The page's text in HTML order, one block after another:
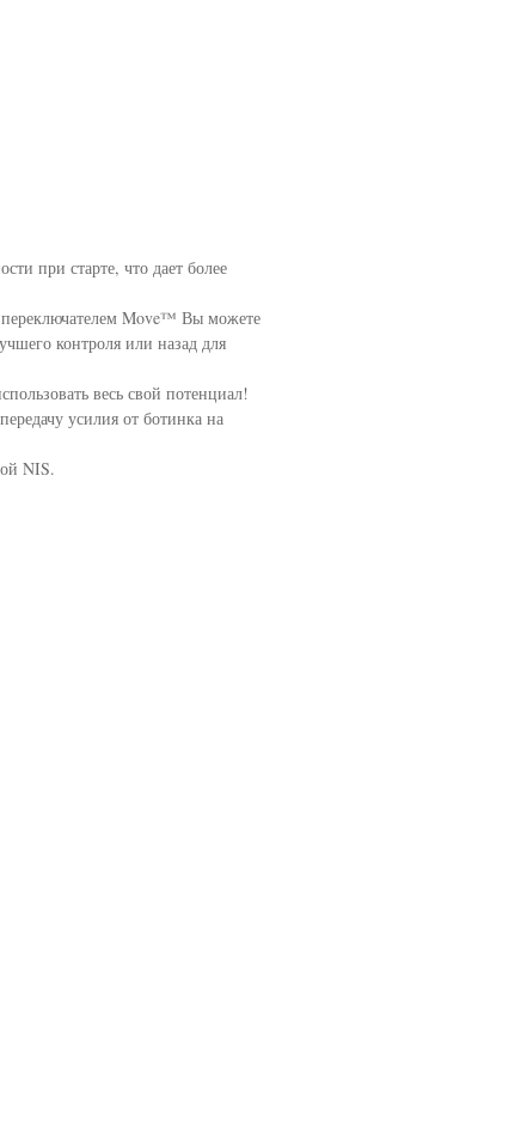
при старте, что дает более
Move™ Вы можете
контроля или назад для
весь свой потенциал!
усилия от ботинка на
NIS.